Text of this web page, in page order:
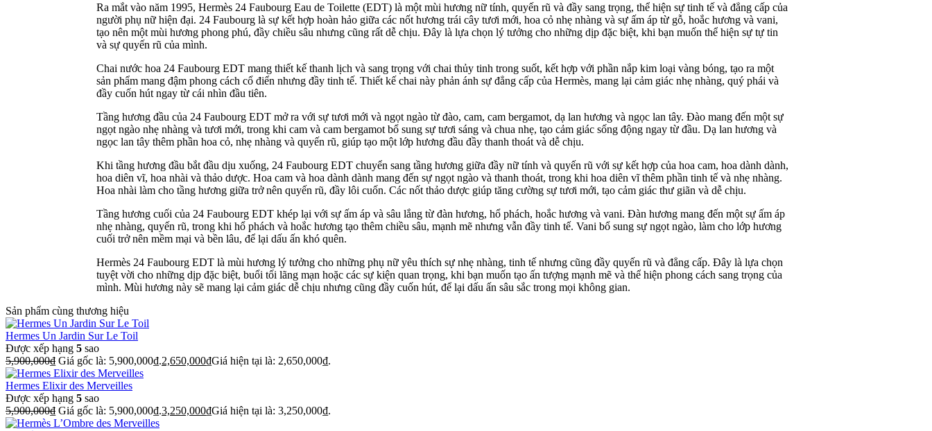
Ra mắt vào năm 1995, Hermès 24 Faubourg Eau de Toilette (EDT) là một mùi hương nữ tính, quyến rũ và đầy sang trọng, thể hiện sự tinh tế và đẳng cấp của
người phụ nữ hiện đại. 24 Faubourg là sự kết hợp hoàn hảo giữa các nốt hương trái cây tươi mới, hoa cỏ nhẹ nhàng và sự ấm áp từ gỗ, hoắc hương và vani,
tạo nên một mùi hương phong phú, đầy chiều sâu nhưng cũng rất dễ chịu. Đây là lựa chọn lý tưởng cho những dịp đặc biệt, khi bạn muốn thể hiện sự tự tin
và sự quyến rũ của mình.
Chai nước hoa 24 Faubourg EDT mang thiết kế thanh lịch và sang trọng với chai thủy tinh trong suốt, kết hợp với phần nắp kim loại vàng bóng, tạo ra một
sản phẩm mang đậm phong cách cổ điển nhưng đầy tinh tế. Thiết kế chai này phản ánh sự đẳng cấp của Hermès, mang lại cảm giác nhẹ nhàng, quý phái và
đầy cuốn hút ngay từ cái nhìn đầu tiên.
Tầng hương đầu của 24 Faubourg EDT mở ra với sự tươi mới và ngọt ngào từ đào, cam, cam bergamot, dạ lan hương và ngọc lan tây. Đào mang đến một sự
ngọt ngào nhẹ nhàng và tươi mới, trong khi cam và cam bergamot bổ sung sự tươi sáng và chua nhẹ, tạo cảm giác sống động ngay từ đầu. Dạ lan hương và
ngọc lan tây thêm phần hoa cỏ, nhẹ nhàng và quyến rũ, giúp tạo một lớp hương đầu đầy thanh thoát và dễ chịu.
Khi tầng hương đầu bắt đầu dịu xuống, 24 Faubourg EDT chuyển sang tầng hương giữa đầy nữ tính và quyến rũ với sự kết hợp của hoa cam, hoa dành dành,
hoa diên vĩ, hoa nhài và thảo dược. Hoa cam và hoa dành dành mang đến sự ngọt ngào và thanh thoát, trong khi hoa diên vĩ thêm phần tinh tế và nhẹ nhàng.
Hoa nhài làm cho tầng hương giữa trở nên quyến rũ, đầy lôi cuốn. Các nốt thảo dược giúp tăng cường sự tươi mới, tạo cảm giác thư giãn và dễ chịu.
Tầng hương cuối của 24 Faubourg EDT khép lại với sự ấm áp và sâu lắng từ đàn hương, hổ phách, hoắc hương và vani. Đàn hương mang đến một sự ấm áp
nhẹ nhàng, quyến rũ, trong khi hổ phách và hoắc hương tạo thêm chiều sâu, mạnh mẽ nhưng vẫn đầy tinh tế. Vani bổ sung sự ngọt ngào, làm cho lớp hương
cuối trở nên mềm mại và bền lâu, để lại dấu ấn khó quên.
Hermès 24 Faubourg EDT là mùi hương lý tưởng cho những phụ nữ yêu thích sự nhẹ nhàng, tinh tế nhưng cũng đầy quyến rũ và đẳng cấp. Đây là lựa chọn
tuyệt vời cho những dịp đặc biệt, buổi tối lãng mạn hoặc các sự kiện quan trọng, khi bạn muốn tạo ấn tượng mạnh mẽ và thể hiện phong cách sang trọng của
mình. Mùi hương này sẽ mang lại cảm giác dễ chịu nhưng cũng đầy cuốn hút, để lại dấu ấn sâu sắc trong mọi không gian.
Sản phẩm cùng thương hiệu
Hermes Un Jardin Sur Le Toil
Được xếp hạng 5 sao
5,900,000₫ Giá gốc là: 5,900,000₫.2,650,000₫Giá hiện tại là: 2,650,000₫.
Hermes Elixir des Merveilles
Được xếp hạng 5 sao
5,900,000₫ Giá gốc là: 5,900,000₫.3,250,000₫Giá hiện tại là: 3,250,000₫.